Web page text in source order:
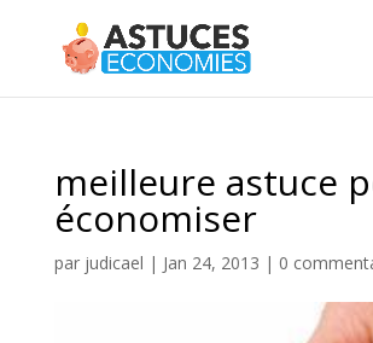
meilleure astuce
économiser
par judicael | Jan 24, 2013 | 0